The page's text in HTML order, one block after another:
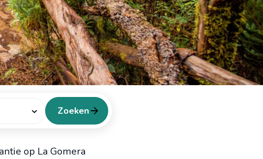
Zoeken
op La Gomera